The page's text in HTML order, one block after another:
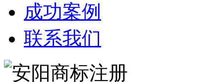
成功案例
联系我们